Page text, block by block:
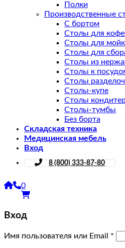
Полки
Производственные
С бортом
Столы для
Столы для
Столы для
Столы из
Столы к
Столы
Столы-купе
Столы
Столы-тумбы
Без борта
Складская техника
Медицинская мебель
Вход
8 (800) 333-87-80
0
Вход
Имя пользователя или Email *